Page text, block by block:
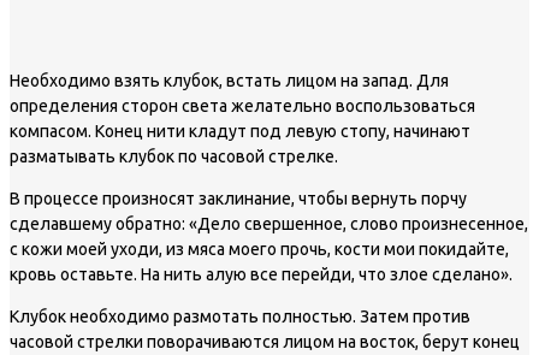
Необходимо взять клубок, встать лицом на запад. Для
определения сторон света желательно воспользоваться
компасом. Конец нити кладут под левую стопу, начинают
разматывать клубок по часовой стрелке.
В процессе произносят заклинание, чтобы вернуть порчу
сделавшему обратно: «Дело свершенное, слово произнесенное,
с кожи моей уходи, из мяса моего прочь, кости мои покидайте,
кровь оставьте. На нить алую все перейди, что злое сделано».
Клубок необходимо размотать полностью. Затем против
часовой стрелки поворачиваются лицом на восток, берут конец